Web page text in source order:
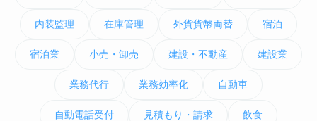
内装監理 在庫管理 外貨貨幣両替 宿泊
宿泊業 小売・卸売 建設・不動産 建設業
業務代行 業務効率化 自動車
自動電話受付 見積もり・請求 飲食